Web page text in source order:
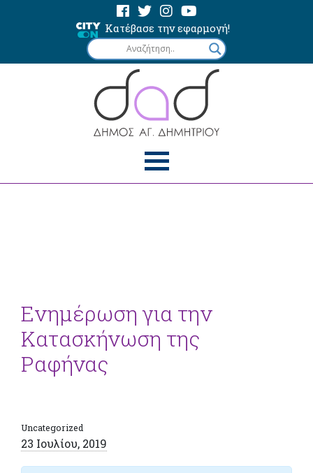
Κατέβασε την εφαρμογή!
Ενημέρωση για την
Κατασκήνωση της
Ραφήνας
Uncategorized
23 Ιουλίου, 2019